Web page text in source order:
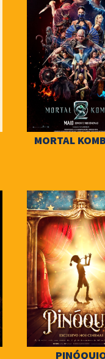
MORTAL